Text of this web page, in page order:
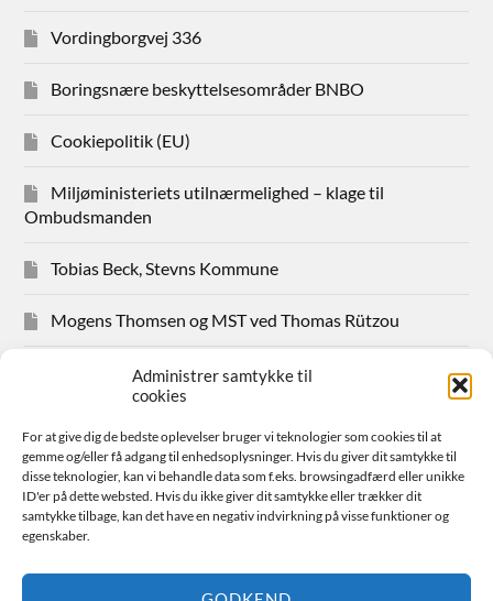
Administrer samtykke til
cookies
For at give dig de bedste oplevelser bruger vi teknologier som cookies til at
gemme og/eller få adgang til enhedsoplysninger. Hvis du giver dit samtykke til
disse teknologier, kan vi behandle data som f.eks. browsingadfærd eller unikke
ID'er på dette websted. Hvis du ikke giver dit samtykke eller trækker dit
samtykke tilbage, kan det have en negativ indvirkning på visse funktioner og
egenskaber.
Vordingborgvej 336
Boringsnære beskyttelsesområder BNBO
Cookiepolitik (EU)
Miljøministeriets utilnærmelighed – klage til
Ombudsmanden
Tobias Beck, Stevns Kommune
Mogens Thomsen og MST ved Thomas Rützou
Avisudklip 2024
Sager for medlemmer
Bestyrelsen
Avisudklip 2026